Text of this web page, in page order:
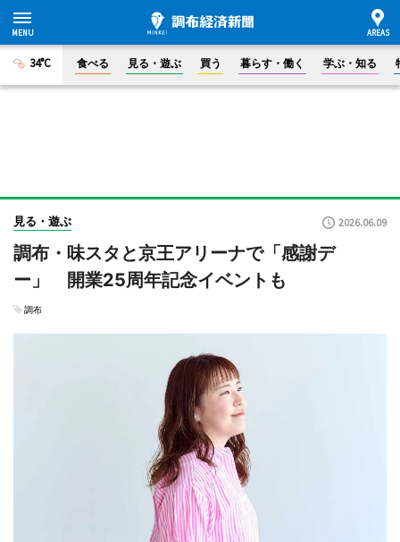
34°C 食べる 見る・遊ぶ 買う 暮らす・働く 学ぶ・知る
見る・遊ぶ 2026.06.09
調布・味スタと京王アリーナで「感謝デ
ー」 開業25周年記念イベントも
調布